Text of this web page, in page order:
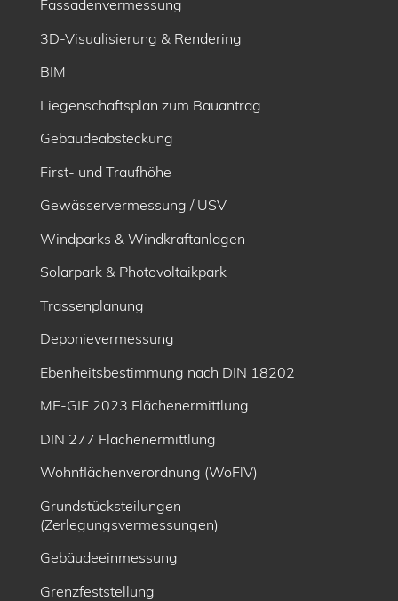
Fassadenvermessung
3D-Visualisierung & Rendering
BIM
Liegenschaftsplan zum Bauantrag
Gebäudeabsteckung
First- und Traufhöhe
Gewässervermessung / USV
Windparks & Windkraftanlagen
Solarpark & Photovoltaikpark
Trassenplanung
Deponievermessung
Ebenheitsbe­stimmung nach DIN 18202
MF-GIF 2023 Flächenermittlung
DIN 277 Flächenermittlung
Wohnflächenverordnung (WoFlV)
Grundstücksteilungen
(Zerlegungsvermessungen)
Gebäudeeinmessung
Grenzfeststellung